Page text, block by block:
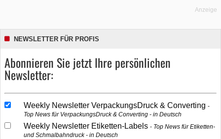
Anzeige
NEWSLETTER FÜR PROFIS
Abonnieren Sie jetzt Ihre persönlichen
Newsletter:
Weekly Newsletter VerpackungsDruck & Converting
Top News für VerpackungsDruck & Converting - in Deutsch
Weekly Newsletter Etiketten-Labels
Top News für Etiketten-
und Schmalbahndruck - in Deutsch